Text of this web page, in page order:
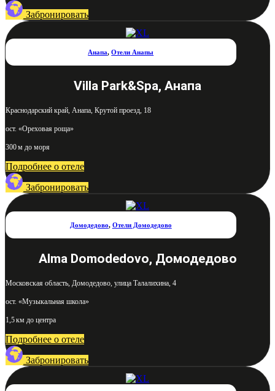
Забронировать
Анапа,Отели Анапы
Villa Park&Spa, Анапа
Краснодарский край, Анапа, Крутой проезд, 18
ост. «Ореховая роща»
300 м до моря
Подробнее о отеле
Забронировать
Домодедово, Отели Домодедово
Alma Domodedovo, Домодедово
Московская область, Домодедово, улица Талалихина, 4
ост. «Музыкальная школа»
1,5 км до центра
Подробнее о отеле
Забронировать